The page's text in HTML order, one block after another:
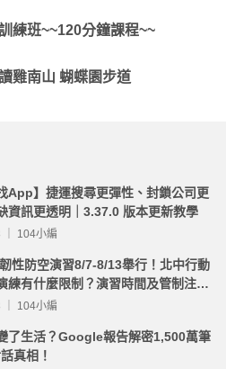
練班~~120分鐘課程~~
雞南山 蝴蝶園步道
App】捷運搜尋更彈性、封鎖公司更
資訊更透明｜3.37.0 版本更新教學
104小編
性防空演習8/7-8/13舉行！北中行動
練有什麼限制？演習時間及管制注意
104小編
了生活？Google報告解密1,500萬筆
真相！